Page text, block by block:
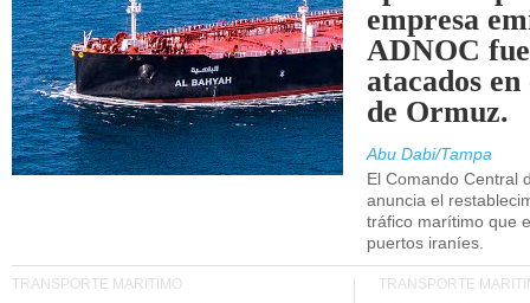
empresa
ADNOC
atacados
de Ormuz.
Abu Dabi/Tampa
El Comando Central
anuncia el
tráfico marítimo que
puertos iraníes.
TRANSPORTE MARÍTIMO TRANSPORTE